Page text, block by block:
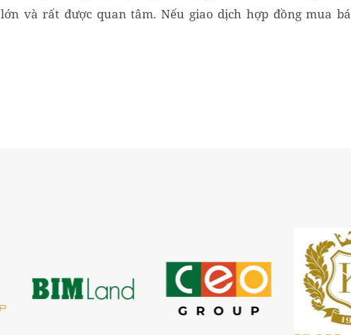
lớn và rất được quan tâm. Nếu giao dịch hợp đồng mua